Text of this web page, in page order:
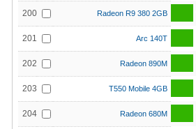
200 Radeon R9 380 2GB
201 Arc 140T
202 Radeon 890M
203 T550 Mobile 4GB
204 Radeon 680M